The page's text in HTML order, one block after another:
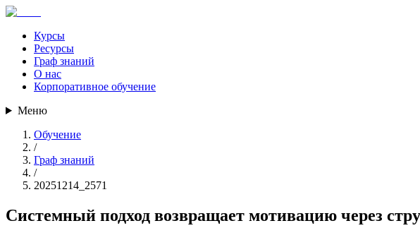
Курсы
Ресурсы
Граф знаний
О нас
Корпоративное обучение
Меню
Обучение
/
Граф знаний
/
20251214_2571
Системный подход возвращает мотивацию через